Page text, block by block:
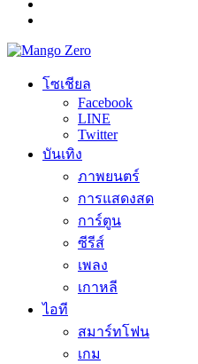
โซเชียล
Facebook
LINE
Twitter
บันเทิง
ภาพยนตร์
การแสดงสด
การ์ตูน
ซีรีส์
เพลง
เกาหลี
ไอที
สมาร์ทโฟน
เกม